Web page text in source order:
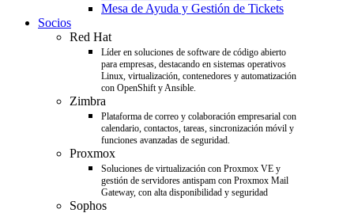
Mesa de Ayuda y Gestión de Tickets
Socios
Red Hat
Líder en soluciones de software de código abierto
para empresas, destacando en sistemas operativos
Linux, virtualización, contenedores y automatización
con OpenShift y Ansible.
Zimbra
Plataforma de correo y colaboración empresarial con
calendario, contactos, tareas, sincronización móvil y
funciones avanzadas de seguridad.
Proxmox
Soluciones de virtualización con Proxmox VE y
gestión de servidores antispam con Proxmox Mail
Gateway, con alta disponibilidad y seguridad
Sophos